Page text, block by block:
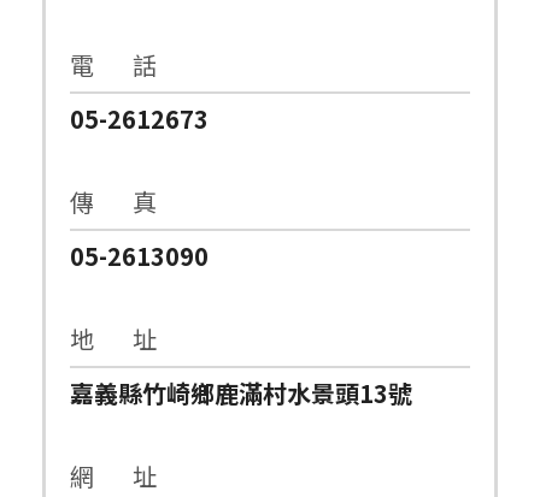
電 話
05-2612673
傳 真
05-2613090
地 址
嘉義縣竹崎鄉鹿滿村水景頭13號
網 址